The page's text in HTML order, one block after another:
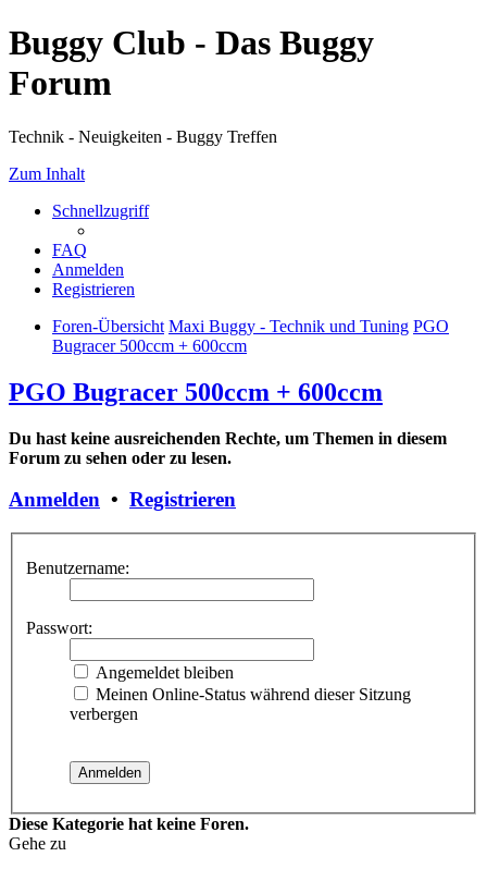
Buggy Club - Das Buggy
Forum
Technik - Neuigkeiten - Buggy Treffen
Zum Inhalt
Schnellzugriff
FAQ
Anmelden
Registrieren
Foren-Übersicht Maxi Buggy - Technik und Tuning PGO
Bugracer 500ccm + 600ccm
PGO Bugracer 500ccm + 600ccm
Du hast keine ausreichenden Rechte, um Themen in diesem
Forum zu sehen oder zu lesen.
Anmelden • Registrieren
Benutzername:
Passwort:
Angemeldet bleiben
Meinen Online-Status während dieser Sitzung
verbergen
Diese Kategorie hat keine Foren.
Gehe zu